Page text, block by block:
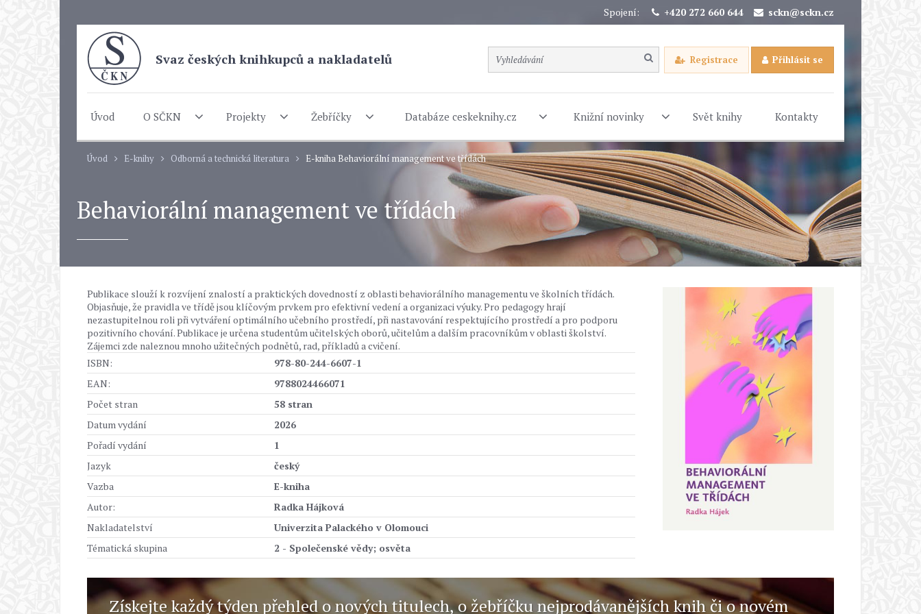
Spojení: +420 272 660 644 sckn@sckn.cz
Svaz českých knihkupců a nakladatelů Registrace Přihlásit se
Úvod O SČKN Projekty Žebříčky Databáze ceskeknihy.cz Knižní novinky Svět knihy Kontakty
Úvod E-knihy Odborná a technická literatura E-kniha Behaviorální management ve třídách
Behaviorální management ve třídách
Publikace slouží k rozvíjení znalostí a praktických dovedností z oblasti behaviorálního managementu ve školních třídách.
Objasňuje, že pravidla ve třídě jsou klíčovým prvkem pro efektivní vedení a organizaci výuky. Pro pedagogy hrají
nezastupitelnou roli při vytváření optimálního učebního prostředí, při nastavování respektujícího prostředí a pro podporu
pozitivního chování. Publikace je určena studentům učitelských oborů, učitelům a dalším pracovníkům v oblasti školství.
Zájemci zde naleznou mnoho užitečných podnětů, rad, příkladů a cvičení.
ISBN:
978-80-244-6607-1
EAN:
9788024466071
Počet stran
58 stran
Datum vydání
2026
Pořadí vydání
1
Jazyk
český
Vazba
E-kniha
Autor:
Radka Hájková
Nakladatelství
Univerzita Palackého v Olomouci
Tématická skupina
2 - Společenské vědy; osvěta
Získejte každý týden přehled o nových titulech, o žebříčku nejprodávanějších knih či o novém